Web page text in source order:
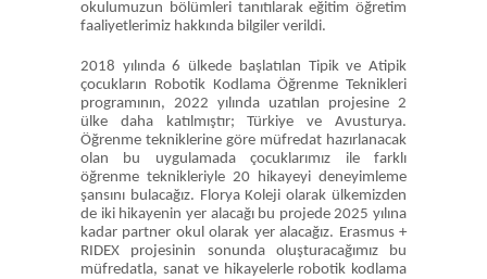
okulumuzun bölümleri tanıtılarak eğitim öğretim
faaliyetlerimiz hakkında bilgiler verildi.
2018 yılında 6 ülkede başlatılan Tipik ve Atipik
çocukların Robotik Kodlama Öğrenme Teknikleri
programının, 2022 yılında uzatılan projesine 2
ülke daha katılmıştır; Türkiye ve Avusturya.
Öğrenme tekniklerine göre müfredat hazırlanacak
olan bu uygulamada çocuklarımız ile farklı
öğrenme teknikleriyle 20 hikayeyi deneyimleme
şansını bulacağız. Florya Koleji olarak ülkemizden
de iki hikayenin yer alacağı bu projede 2025 yılına
kadar partner okul olarak yer alacağız. Erasmus +
RIDEX projesinin sonunda oluşturacağımız bu
müfredatla, sanat ve hikayelerle robotik kodlama